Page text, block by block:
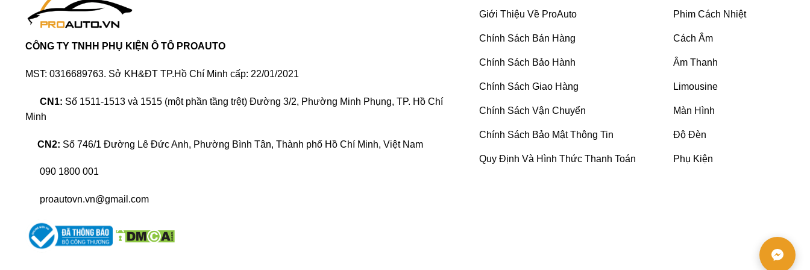
CÔNG TY TNHH PHỤ KIỆN Ô TÔ PROAUTO
MST: 0316689763. Sở KH&ĐT TP.Hồ Chí Minh cấp: 22/01/2021
CN1: Số 1511-1513 và 1515 (một phần tầng trệt) Đường 3/2, Phường Minh Phụng, TP. Hồ Chí
Minh
CN2: Số 746/1 Đường Lê Đức Anh, Phường Bình Tân, Thành phố Hồ Chí Minh, Việt Nam
090 1800 001
proautovn.vn@gmail.com
Giới Thiệu Về ProAuto
Chính Sách Bán Hàng
Chính Sách Bảo Hành
Chính Sách Giao Hàng
Chính Sách Vận Chuyển
Chính Sách Bảo Mật Thông Tin
Quy Định Và Hình Thức Thanh Toán
Phim Cách Nhiệt
Cách Âm
Âm Thanh
Limousine
Màn Hình
Độ Đèn
Phụ Kiện